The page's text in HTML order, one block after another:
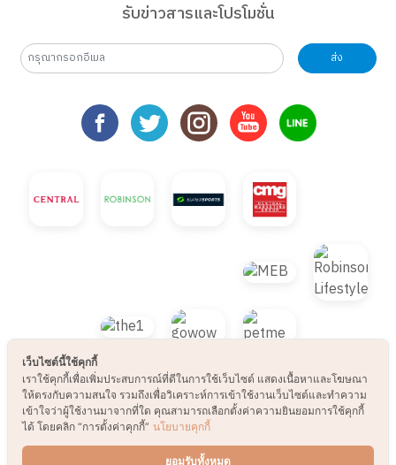
รับข่าวสารและโปรโมชั่น
ส่ง
© 2021 B2S CLUB, All rights reserved. Web
Design by1001click.
เว็บไซต์นี้ใช้คุกกี้
เราใช้คุกกี้เพื่อเพิ่มประสบการณ์ที่ดีในการใช้เว็บไซต์ แสดงเนื้อหาและโฆษณา
ให้ตรงกับความสนใจ รวมถึงเพื่อวิเคราะห์การเข้าใช้งานเว็บไซต์และทำความ
เข้าใจว่าผู้ใช้งานมาจากที่ใด คุณสามารถเลือกตั้งค่าความยินยอมการใช้คุกกี้
ได้ โดยคลิก “การตั้งค่าคุกกี้” นโยบายคุกกี้
ยอมรับทั้งหมด